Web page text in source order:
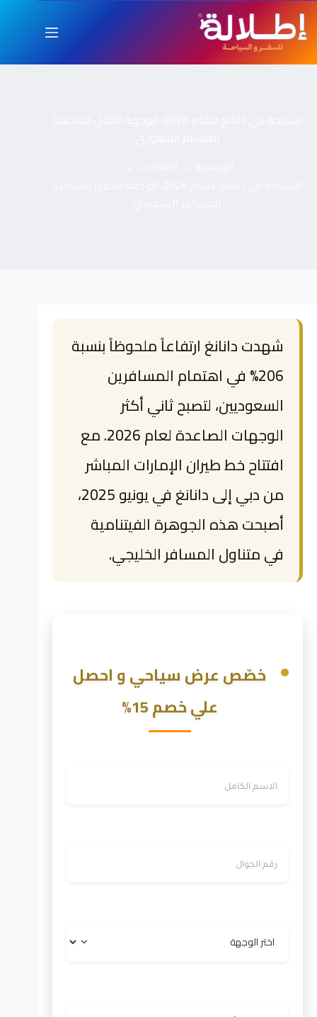
شهدت دانانغ ارتفاعاً ملحوظاً بنسبة
206% في اهتمام المسافرين
السعوديين، لتصبح ثاني أكثر
الوجهات الصاعدة لعام 2026. مع
افتتاح خط طيران الإمارات المباشر
من دبي إلى دانانغ في يونيو 2025،
أصبحت هذه الجوهرة الفيتنامية
في متناول المسافر الخليجي.
خصّص عرض سياحي و احصل
علي خصم 15%